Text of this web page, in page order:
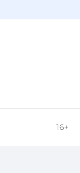
16+